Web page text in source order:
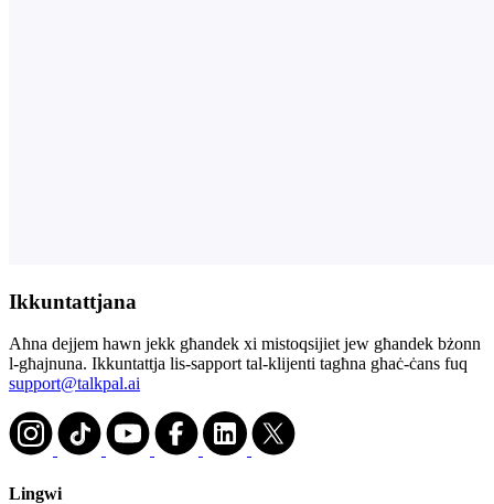
Ikkuntattjana
Aħna dejjem hawn jekk għandek xi mistoqsijiet jew għandek bżonn
l-għajnuna. Ikkuntattja lis-sapport tal-klijenti tagħna ghaċ-ċans fuq
support@talkpal.ai
Lingwi